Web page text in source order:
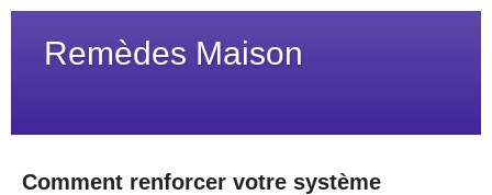
Remèdes Maison
Comment renforcer votre système